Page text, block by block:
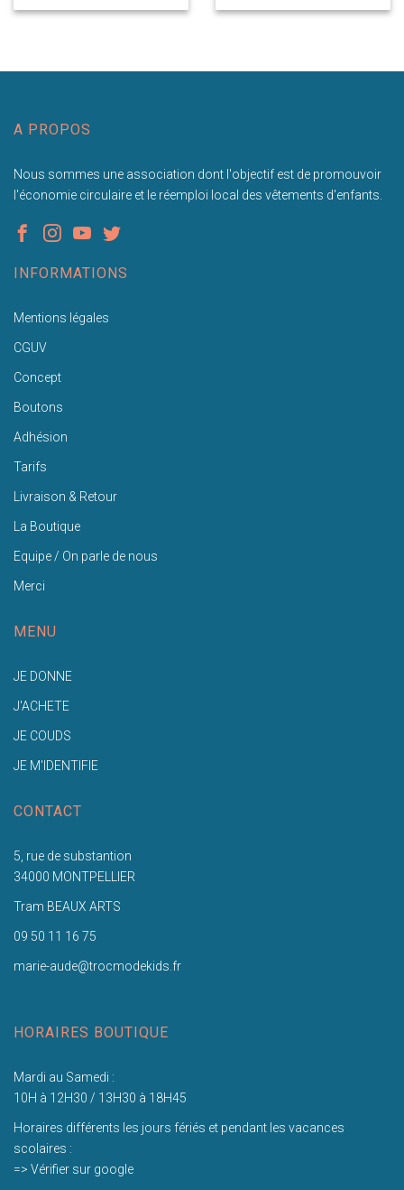
A PROPOS
Nous sommes une association dont l'objectif est de promouvoir
l'économie circulaire et le réemploi local des vêtements d'enfants.
INFORMATIONS
Mentions légales
CGUV
Concept
Boutons
Adhésion
Tarifs
Livraison & Retour
La Boutique
Equipe / On parle de nous
Merci
MENU
JE DONNE
J'ACHETE
JE COUDS
JE M'IDENTIFIE
CONTACT
5, rue de substantion
34000 MONTPELLIER
Tram BEAUX ARTS
09 50 11 16 75
marie-aude@trocmodekids.fr
HORAIRES BOUTIQUE
Mardi au Samedi :
10H à 12H30 / 13H30 à 18H45
Horaires différents les jours fériés et pendant les vacances
scolaires :
=> Vérifier sur google